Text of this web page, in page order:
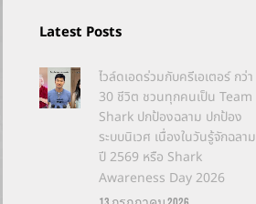
Latest Posts
ไวล์ดเอดร่วมกับครีเอเตอร์ กว่า
30 ชีวิต ชวนทุกคนเป็น Team
Shark ปกป้องฉลาม ปกป้อง
ระบบนิเวศ เนื่องในวันรู้จักฉลาม
ปี 2569 หรือ Shark
Awareness Day 2026